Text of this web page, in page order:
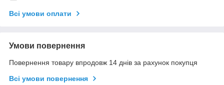
Всі умови оплати
Умови повернення
Повернення товару впродовж 14 днів за рахунок покупця
Всі умови повернення